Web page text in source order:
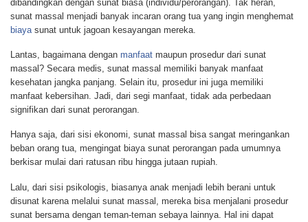
dibandingkan dengan sunat biasa (individu/perorangan). Tak heran,
sunat massal menjadi banyak incaran orang tua yang ingin menghemat
biaya sunat untuk jagoan kesayangan mereka.
Lantas, bagaimana dengan manfaat maupun prosedur dari sunat
massal? Secara medis, sunat massal memiliki banyak manfaat
kesehatan jangka panjang. Selain itu, prosedur ini juga memiliki
manfaat kebersihan. Jadi, dari segi manfaat, tidak ada perbedaan
signifikan dari sunat perorangan.
Hanya saja, dari sisi ekonomi, sunat massal bisa sangat meringankan
beban orang tua, mengingat biaya sunat perorangan pada umumnya
berkisar mulai dari ratusan ribu hingga jutaan rupiah.
Lalu, dari sisi psikologis, biasanya anak menjadi lebih berani untuk
disunat karena melalui sunat massal, mereka bisa menjalani prosedur
sunat bersama dengan teman-teman sebaya lainnya. Hal ini dapat